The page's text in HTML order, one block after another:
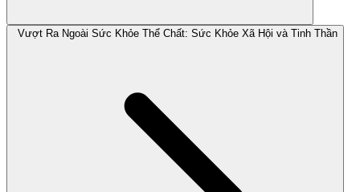
Vượt Ra Ngoài Sức Khỏe Thể Chất: Sức Khỏe Xã Hội và Tinh Thần